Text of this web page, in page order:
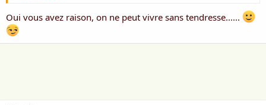
Oui vous avez raison, on ne peut vivre sans tendresse......